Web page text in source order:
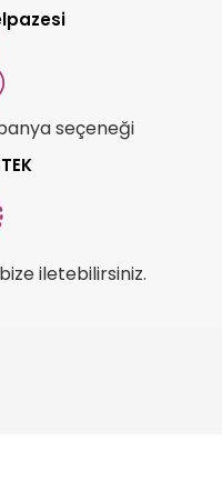
seçeneği
iletebilirsiniz.